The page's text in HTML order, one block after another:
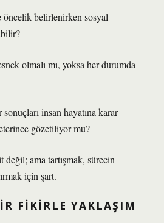
belirlenirken sosyal
olmalı mı, yoksa her durumda
insan hayatına karar
gözetiliyor mu?
değil; ama tartışmak, sürecin
için şart.
FIKIRLE YAKLAŞIM